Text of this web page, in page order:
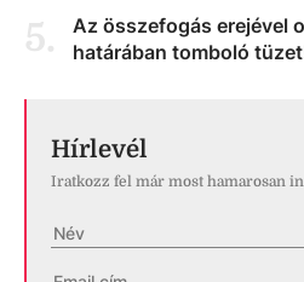
5.
Az összefogás erejével
határában tomboló
Hírlevél
Iratkozz fel már most hamarosan